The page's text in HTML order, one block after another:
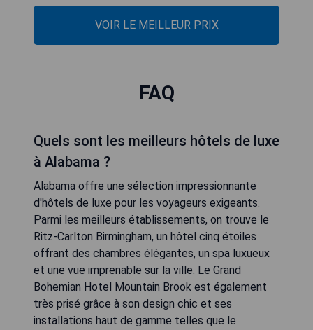
VOIR LE MEILLEUR PRIX
FAQ
Quels sont les meilleurs hôtels de luxe
à Alabama ?
Alabama offre une sélection impressionnante
d'hôtels de luxe pour les voyageurs exigeants.
Parmi les meilleurs établissements, on trouve le
Ritz-Carlton Birmingham, un hôtel cinq étoiles
offrant des chambres élégantes, un spa luxueux
et une vue imprenable sur la ville. Le Grand
Bohemian Hotel Mountain Brook est également
très prisé grâce à son design chic et ses
installations haut de gamme telles que le